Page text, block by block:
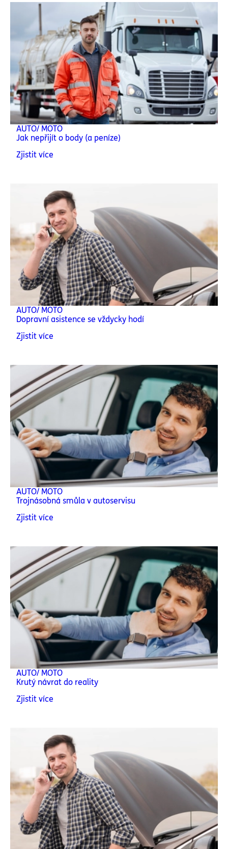
AUTO/ MOTO
Jak nepřijít o body (a peníze)
Zjistit více
AUTO/ MOTO
Dopravní asistence se vždycky hodí
Zjistit více
AUTO/ MOTO
Trojnásobná smůla v autoservisu
Zjistit více
AUTO/ MOTO
Krutý návrat do reality
Zjistit více